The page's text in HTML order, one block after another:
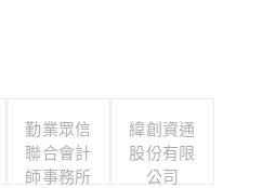
勤業眾信
聯合會計
師事務所
緯創資通
股份有限
公司